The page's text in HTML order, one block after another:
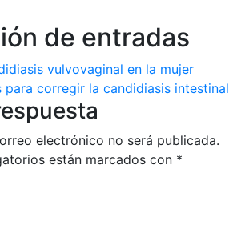
de entradas
vulvovaginal en la mujer
para corregir la candidiasis intestinal
electrónico no será publicada.
están marcados con *